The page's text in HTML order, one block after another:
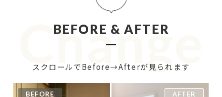
Change
BEFORE & AFTER
スクロールでBefore→Afterが見られます